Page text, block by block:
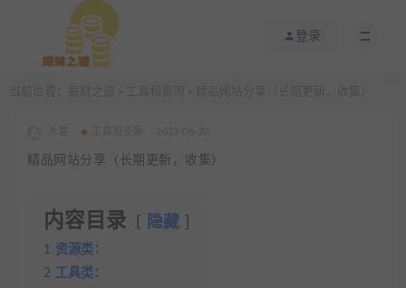
登录
精品网站分享（长期更新，收集）
内容目录 隐藏
1 资源类：
2 工具类：